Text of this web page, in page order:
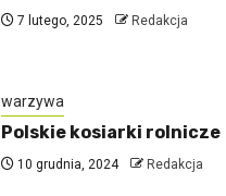
7 lutego, 2025 Redakcja
warzywa
Polskie kosiarki rolnicze
10 grudnia, 2024 Redakcja